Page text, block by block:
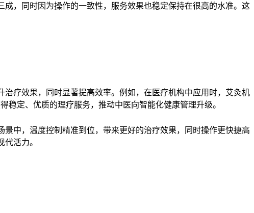
，同时因为操作的一致性，服务效果也稳定保持在很高的水准。这
疗效果，同时显著提高效率。例如，在医疗机构中应用时，艾灸机
稳定、优质的理疗服务，推动中医向智能化健康管理升级。
中，温度控制精准到位，带来更好的治疗效果，同时操作更快捷高
活力。